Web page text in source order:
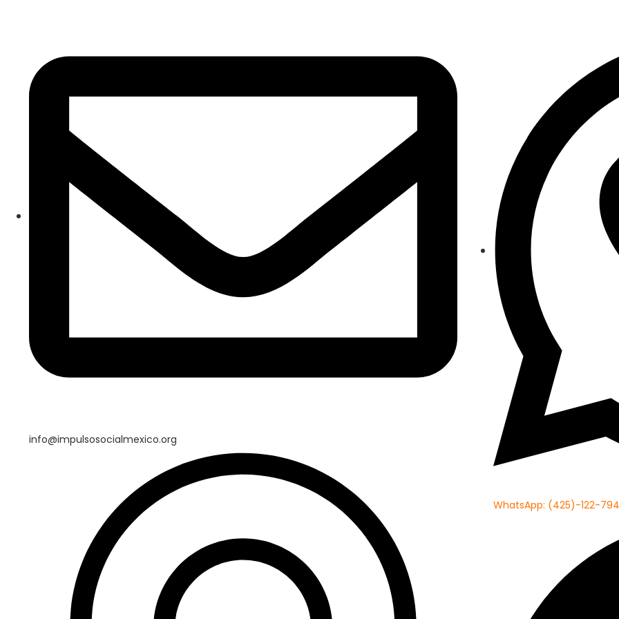
info@impulsosocialmexico.org
WhatsApp: (425)-122-